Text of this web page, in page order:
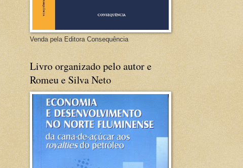
Venda pela Editora Consequência
Livro organizado pelo autor e
Romeu e Silva Neto